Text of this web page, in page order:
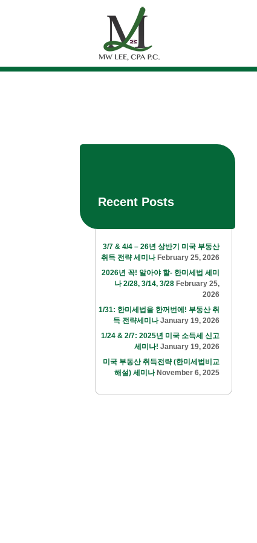
Recent Posts
3/7 & 4/4 – 26년 상반기 미국 부동산
취득 전략 세미나 February 25, 2026
2026년 꼭! 알아야 할- 한미세법 세미
나 2/28, 3/14, 3/28 February 25,
2026
1/31: 한미세법을 한꺼번에! 부동산 취
득 전략세미나 January 19, 2026
1/24 & 2/7: 2025년 미국 소득세 신고
세미나! January 19, 2026
미국 부동산 취득전략 (한미세법비교
해설) 세미나 November 6, 2025